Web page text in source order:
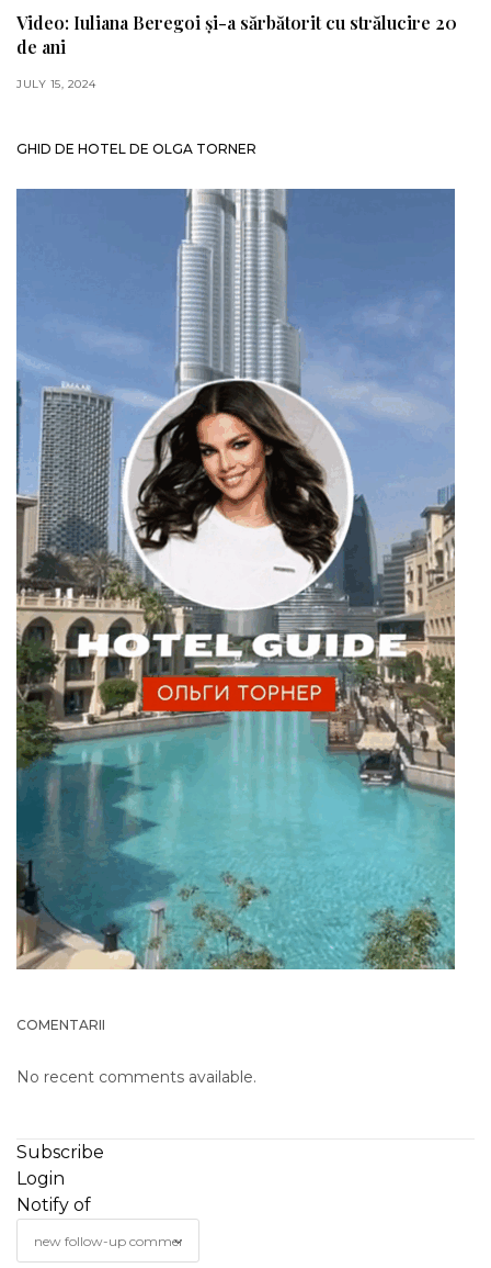
Video: Iuliana Beregoi și-a sărbătorit cu strălucire 20
de ani
JULY 15, 2024
GHID DE HOTEL DE OLGA TORNER
COMENTARII
No recent comments available.
Subscribe
Login
Notify of